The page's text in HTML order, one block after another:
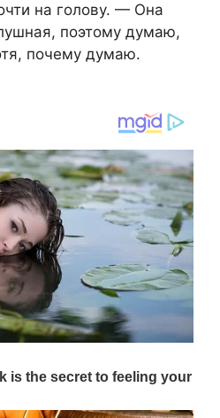
на голову. — Она
поэтому думаю,
почему думаю.